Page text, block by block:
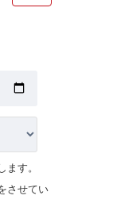
す。
させてい
ジュールは？
かせください（複数